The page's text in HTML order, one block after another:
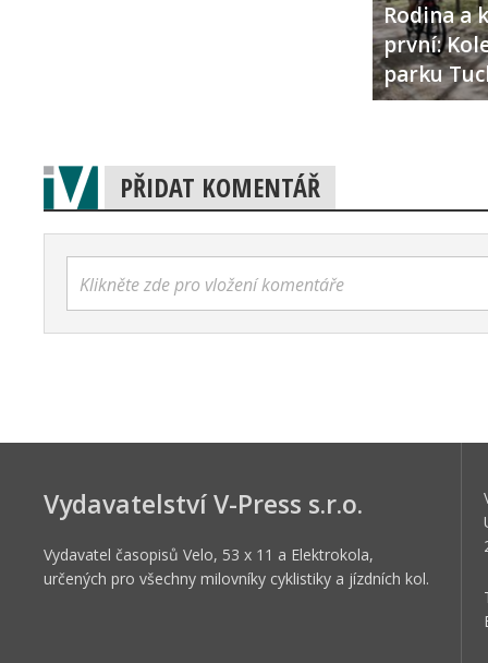
Rodina a
první:
parku
PŘIDAT KOMENTÁŘ
Klikněte zde pro vložení komentáře
Vydavatelství V-Press s.r.o.
Vydavatel časopisů Velo, 53 x 11 a Elektrokola,
určených pro všechny milovníky cyklistiky a jízdních kol.